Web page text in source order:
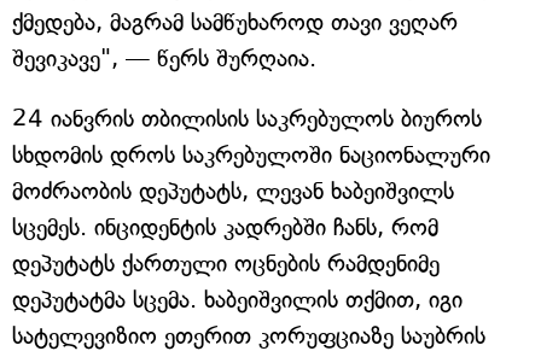
ქმედება, მაგრამ სამწუხაროდ თავი ვეღარ
შევიკავე", — წერს შურღაია.
24 იანვრის თბილისის საკრებულოს ბიუროს
სხდომის დროს საკრებულოში ნაციონალური
მოძრაობის დეპუტატს, ლევან ხაბეიშვილს
სცემეს. ინციდენტის კადრებში ჩანს, რომ
დეპუტატს ქართული ოცნების რამდენიმე
დეპუტატმა სცემა. ხაბეიშვილის თქმით, იგი
სატელევიზიო ეთერით კორუფციაზე საუბრის